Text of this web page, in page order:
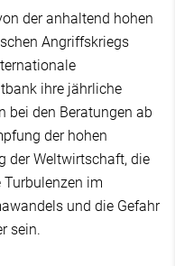
der anhaltend hohen
Angriffskriegs
ihre jährliche
bei den Beratungen ab
der hohen
der Weltwirtschaft, die
Turbulenzen im
und die Gefahr
sein.